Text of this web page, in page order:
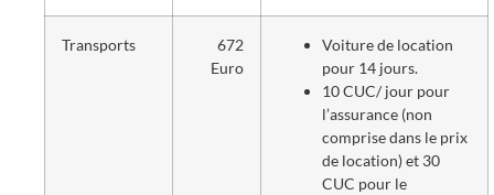
Transports
672
Euro
Voiture de location
pour 14 jours.
10 CUC/ jour pour
l’assurance (non
comprise dans le prix
de location) et 30
CUC pour le